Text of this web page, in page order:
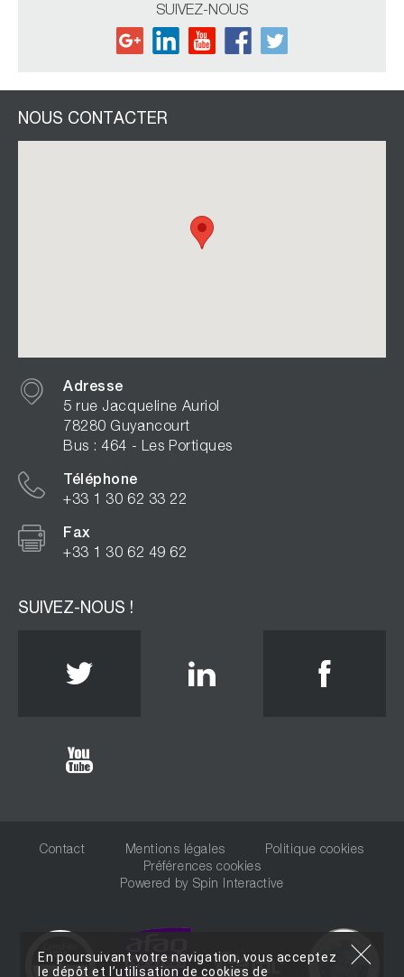
SUIVEZ-NOUS
NOUS CONTACTER
Adresse
5 rue Jacqueline Auriol
78280 Guyancourt
Bus : 464 - Les Portiques
Téléphone
+33 1 30 62 33 22
Fax
+33 1 30 62 49 62
SUIVEZ-NOUS !
Twitter Linkedin
Youtube
Contact Mentions légales
Politique cookies
Préférences cookies
Powered by Spin Interactive
En poursuivant votre navigation, vous acceptez
le dépôt et l’utilisation de cookies de